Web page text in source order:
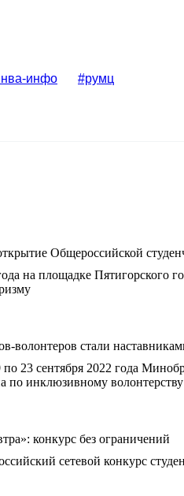
инфо #румц
Общероссийской
на площадке Пятигорского
волонтеров стали
по 23 сентября 2022 года
по инклюзивному
конкурс без ограничений
сетевой конкурс